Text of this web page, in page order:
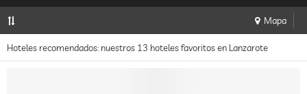
Mapa
Hoteles recomendados: nuestros 13 hoteles favoritos en Lanzarote